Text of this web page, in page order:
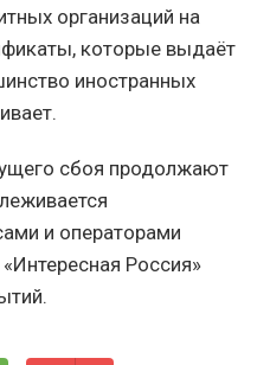
организаций на
которые выдаёт
иностранных
сбоя продолжают
и операторами
Россия»